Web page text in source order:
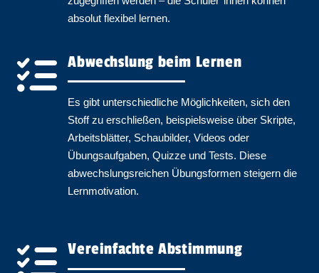
absolut flexibel lernen.
Abwechslung beim Lernen
Es gibt unterschiedliche Möglichkeiten, sich den
Stoff zu erschließen, beispielsweise über Skripte,
Arbeitsblätter, Schaubilder, Videos oder
Übungsaufgaben, Quizze und Tests. Diese
abwechslungsreichen Übungsformen steigern die
Lernmotivation.
Vereinfachte Abstimmung